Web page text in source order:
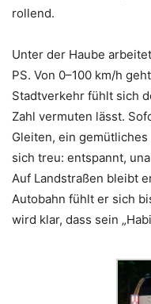
rollend.
Unter der Haube
PS. Von 0–100 km/h
Stadtverkehr fühlt sich
Zahl vermuten lässt.
Gleiten, ein
sich treu: entspannt,
Auf Landstraßen bleibt
Autobahn fühlt er sich
wird klar, dass sein